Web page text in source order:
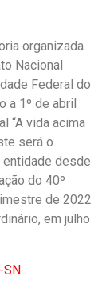
organizada
Nacional
Federal do
a 1º de abril
“A vida acima
será o
desde
do 40º
de 2022
em julho
.